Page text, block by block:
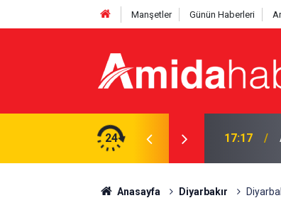
Manşetler Günün Haberleri
24
anlaşmasını yeniledi 16:45
Anasayfa Diyarbakır